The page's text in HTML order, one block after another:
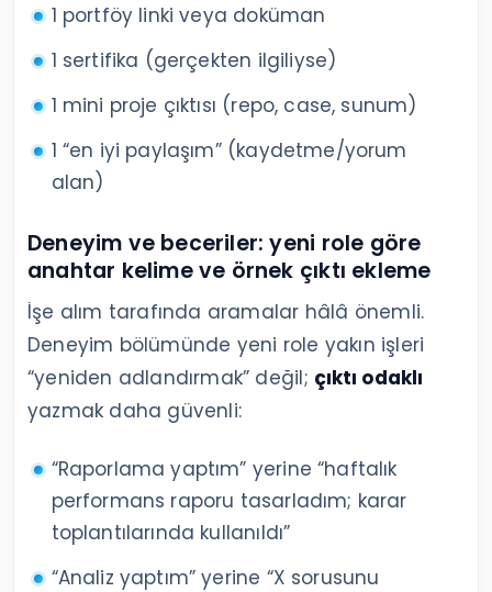
1 portföy linki veya doküman
1 sertifika (gerçekten ilgiliyse)
1 mini proje çıktısı (repo, case, sunum)
1 “en iyi paylaşım” (kaydetme/yorum
alan)
Deneyim ve beceriler: yeni role göre
anahtar kelime ve örnek çıktı ekleme
İşe alım tarafında aramalar hâlâ önemli.
Deneyim bölümünde yeni role yakın işleri
“yeniden adlandırmak” değil; çıktı odaklı
yazmak daha güvenli:
“Raporlama yaptım” yerine “haftalık
performans raporu tasarladım; karar
toplantılarında kullanıldı”
“Analiz yaptım” yerine “X sorusunu